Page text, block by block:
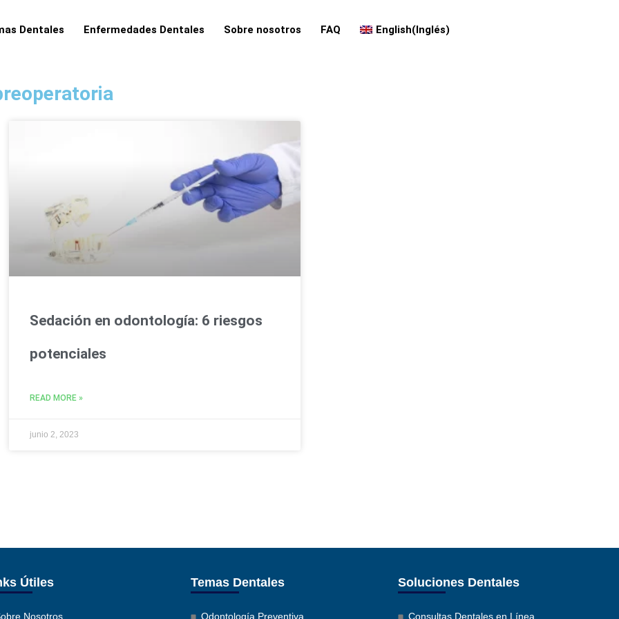
Dentales Enfermedades Dentales Sobre nosotros FAQ English(Inglés)
Sedación en odontología: 6 riesgos
potenciales
READ MORE »
junio 2, 2023
Útiles
Nosotros
Temas Dentales
Odontología Preventiva
Soluciones Dentales
Consultas Dentales en Línea